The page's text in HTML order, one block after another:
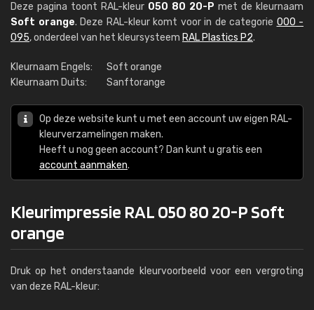
Deze pagina toont RAL-kleur 050 80 20-P met de kleurnaam
Soft orange. Deze RAL-kleur komt voor in de categorie 000 -
095, onderdeel van het kleursysteem RAL Plastics P2.
Kleurnaam Engels:
Soft orange
Kleurnaam Duits:
Sanftorange
Op deze website kunt u met een account uw eigen RAL-
kleurverzamelingen maken.
Heeft u nog geen account? Dan kunt u gratis een
account aanmaken.
Kleurimpressie RAL 050 80 20-P Soft
orange
Druk op het onderstaande kleurvoorbeeld voor een vergroting
van deze RAL-kleur: